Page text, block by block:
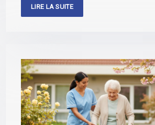
LIRE LA SUITE